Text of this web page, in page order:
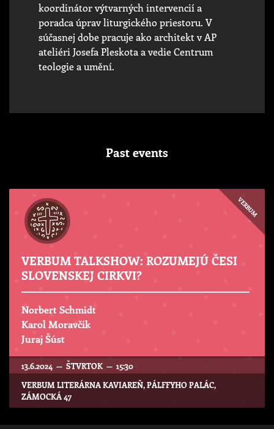
koordinátor výtvarných intervencií a
poradca úprav liturgického priestoru. V
súčasnej dobe pracuje ako architekt v AP
ateliéri Josefa Pleskota a vedie Centrum
teologie a umění.
Past events
VERBUM
VERBUM TALKSHOW: ROZUMEJÚ ČESI
SLOVENSKEJ CIRKVI?
Norbert Schmidt
Karol Moravčík
Juraj Šúst
13.6.2024 — ŠTVRTOK — 15:30
VERBUM LITERÁRNA KAVIAREŇ, PÁLFFYHO PALÁC,
ZÁMOCKÁ 47